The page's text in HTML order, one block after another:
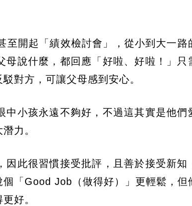
至開起「績效檢討會」，從小到大一路
說什麼，都回應「好啦、好啦！」只
對方，可讓父母感到安心。
小孩永遠不夠好，不過這其實是他們
力。
此很習慣接受批評，且善於接受新知
「Good Job（做得好）」更輕鬆，但
好。